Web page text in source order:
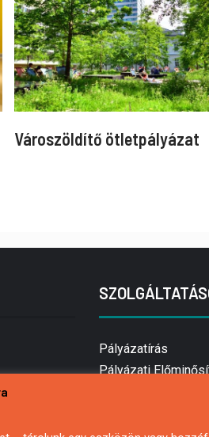
Városzöldítő ötletpályázat
Pályázatírás
Pályázati